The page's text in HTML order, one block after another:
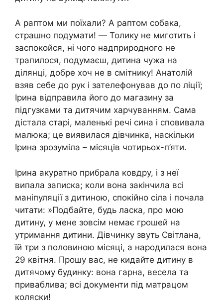
А раптом ми поїхали? А раптом собака,
страшно подумати! — Толику не миготить і
заспокойся, ні чого надприродного не
трапилося, подумаєш, дитина чужа на
ділянці, добре хоч не в смітнику! Анатолій
взяв себе до рук і зателефонував до по ліції;
Ірина відправила його до магазину за
підгузками та дитячим харчуванням. Сама
дістала старі, маленькі речі сина і сповивала
малюка; це виявилася дівчинка, наскільки
Ірина зрозуміла – місяців чотирьох-п’яти.
Ірина акуратно прибрала ковдру, і з неї
випала записка; коли вона закінчила всі
маніпуляції з дитиною, спокійно сіла і почала
читати: »Подбайте, будь ласка, про мою
дитину, у мене зовсім немає грошей на
утримання дитини. Дівчинку звуть Світлана,
їй три з половиною місяці, а народилася вона
29 квітня. Прошу вас, не кидайте дитину в
дитячому будинку: вона гарна, весела та
приваблива; всі документи під матрацом
коляски!